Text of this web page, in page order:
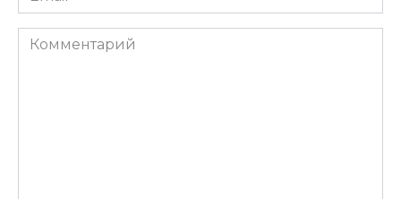
*
Комментарий